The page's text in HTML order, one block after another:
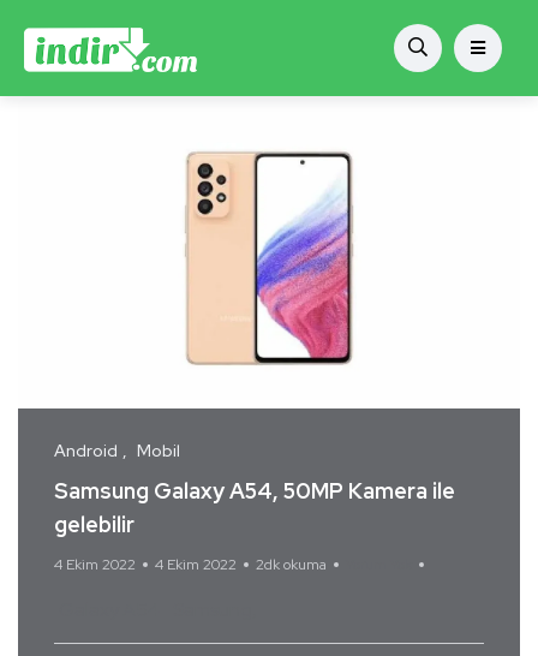
Android Mobil
Samsung Galaxy A54, 50MP Kamera ile
gelebilir
4 Ekim 2022 4 Ekim 2022 2dk okuma